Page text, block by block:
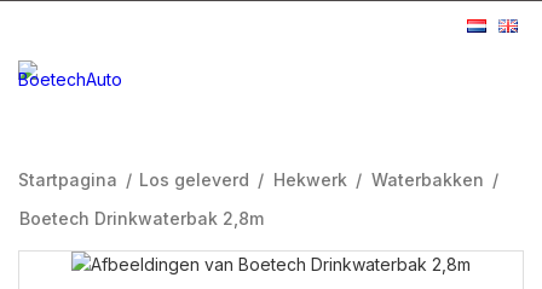
Startpagina / Los geleverd / Hekwerk / Waterbakken /
Boetech Drinkwaterbak 2,8m